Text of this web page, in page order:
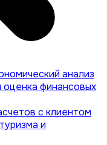
анализ
оценка финансовых
с клиентом
и